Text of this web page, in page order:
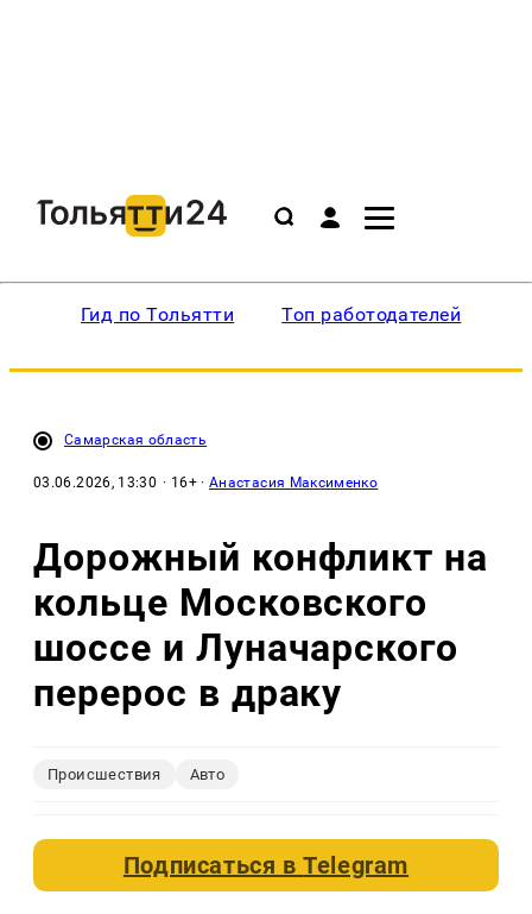
Гид по Тольятти Топ работодателей
Самарская область
03.06.2026, 13:30 · 16+ ·Анастасия Максименко
Дорожный конфликт на
кольце Московского
шоссе и Луначарского
перерос в драку
Происшествия Авто
Подписаться вTelegram